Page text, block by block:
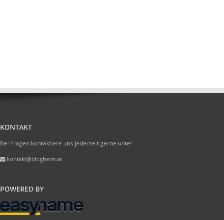
KONTAKT
Bei Fragen kontaktiere uns jederzeit gerne unter
kontakt@blogheim.at
POWERED BY